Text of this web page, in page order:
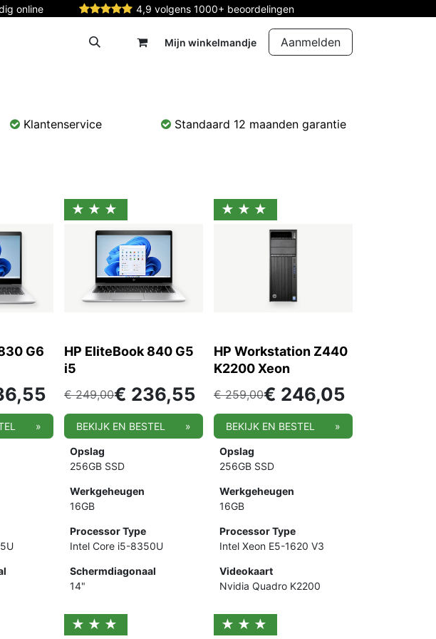
online 4,9 volgens 1000+ beoordelingen
Mijn winkelmandje Aanmelden
Klantenservice Standaard 12 maanden garantie
G6
»
★★★
HP EliteBook 840 G5
i5
€249,00€ 236,55
BEKIJK EN BESTEL »
Opslag
256GB SSD
Werkgeheugen
16GB
Processor Type
Intel Core i5-8350U
Schermdiagonaal
14"
★★★
HP Workstation Z440
K2200 Xeon
€259,00€ 246,05
BEKIJK EN BESTEL »
Opslag
256GB SSD
Werkgeheugen
16GB
Processor Type
Intel Xeon E5-1620 V3
Videokaart
Nvidia Quadro K2200
★★★ ★★★